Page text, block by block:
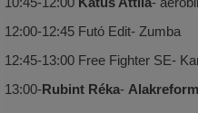
12:00-12:45 Futó Edit- Zumba
12:45-13:00 Free Fighter SE-
13:00-Rubint Réka-